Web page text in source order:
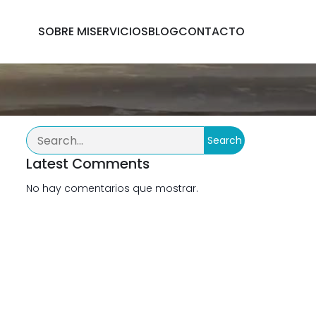
SOBRE MISERVICIOSBLOGCONTACTO
Search
Latest Comments
No hay comentarios que mostrar.